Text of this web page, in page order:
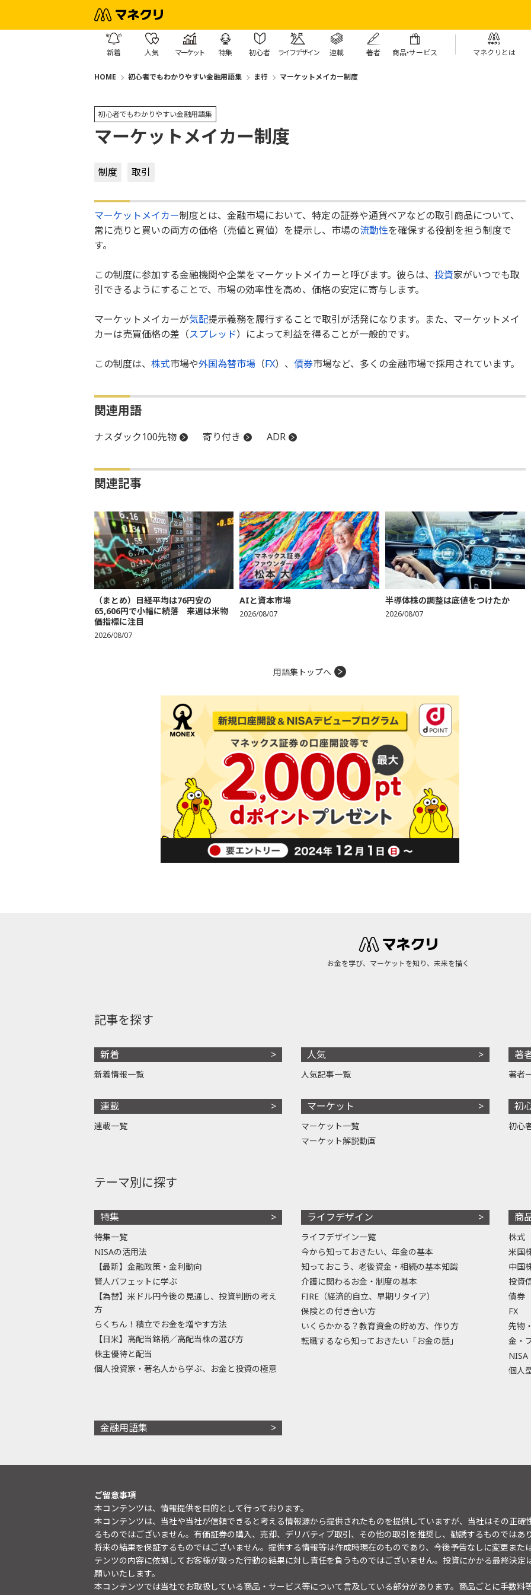
新着 人気 マーケット 特集 初心者 ライフデザイン 連載 著者 商品・サービス マネクリとは
HOME 初心者でもわかりやすい金融用語集 ま行 マーケットメイカー制度
初心者でもわかりやすい金融用語集
マーケットメイカー制度
制度 取引
マーケットメイカー制度とは、金融市場において、特定の証券や通貨ペアなどの取引商品について、
常に売りと買いの両方の価格（売値と買値）を提示し、市場の流動性を確保する役割を担う制度で
す。
この制度に参加する金融機関や企業をマーケットメイカーと呼びます。彼らは、 投資家がいつでも取
引できるようにすることで、市場の効率性を高め、価格の安定に寄与します。
マーケットメイカーが気配提示義務を履行することで取引が活発になります。また、マーケットメイ
カーは売買価格の差（スプレッド）によって利益を得ることが一般的です。
この制度は、 株式市場や外国為替市場 （FX）、 債券市場など、多くの金融市場で採用されています。
関連用語
ナスダック100先物 寄り付き ADR
関連記事
（まとめ）日経平均は76円安の
65,606円で小幅に続落 来週は米物
価指標に注目
2026/08/07
AIと資本市場
2026/08/07
半導体株の調整は底値をつけたか
2026/08/07
用語集トップへ
お金を学び、マーケットを知り、未来を描く
記事を探す
新着
新着情報一覧
連載
連載一覧
人気
人気記事一覧
マーケット
マーケット一覧
マーケット解説動画
著
著者
初
初心
テーマ別に探す
特集
特集一覧
NISAの活用法
【最新】金融政策・金利動向
賢人バフェットに学ぶ
【為替】米ドル円今後の見通し、投資判断の考え
方
らくちん！積立でお金を増やす方法
【日米】高配当銘柄／高配当株の選び方
株主優待と配当
個人投資家・著名人から学ぶ、お金と投資の極意
ライフデザイン
ライフデザイン一覧
今から知っておきたい、年金の基本
知っておこう、老後資金・相続の基本知識
介護に関わるお金・制度の基本
FIRE（経済的自立、早期リタイア）
保険との付き合い方
いくらかかる？教育資金の貯め方、作り方
転職するなら知っておきたい「お金の話」
商
株式
米国
中国
投資
債券
FX
先物
金・
NISA
個人
金融用語集
ご留意事項
本コンテンツは、情報提供を目的として行っております。
本コンテンツは、当社や当社が信頼できると考える情報源から提供されたものを提供していますが、当社はその正
るものではございません。有価証券の購入、売却、デリバティブ取引、その他の取引を推奨し、勧誘するものでは
将来の結果を保証するものではございません。提供する情報等は作成時現在のものであり、今後予告なしに変更また
テンツの内容に依拠してお客様が取った行動の結果に対し責任を負うものではございません。投資にかかる最終決
願いいたします。
本コンテンツでは当社でお取扱している商品・サービス等について言及している部分があります。商品ごとに手数料